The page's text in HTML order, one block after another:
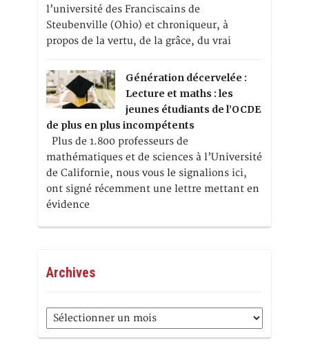
l’université des Franciscains de
Steubenville (Ohio) et chroniqueur, à
propos de la vertu, de la grâce, du vrai
Génération décervelée :
Lecture et maths : les
jeunes étudiants de l’OCDE
de plus en plus incompétents
Plus de 1.800 professeurs de
mathématiques et de sciences à l’Université
de Californie, nous vous le signalions ici,
ont signé récemment une lettre mettant en
évidence
Archives
Archives